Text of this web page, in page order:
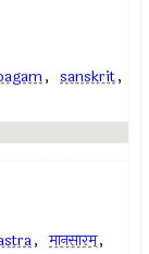
, sanskrit,
, मानसारम्,